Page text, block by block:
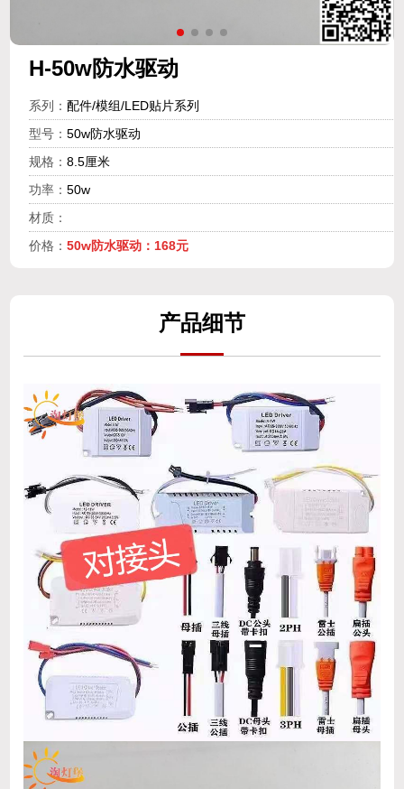
H-50w防水驱动
系列： 配件/模组/LED贴片系列
型号： 50w防水驱动
规格： 8.5厘米
功率： 50w
材质：
价格： 50w防水驱动：168元
产品细节